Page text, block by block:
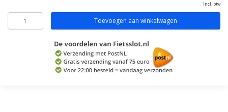
Incl. btw
Toevoegen aan winkelwagen